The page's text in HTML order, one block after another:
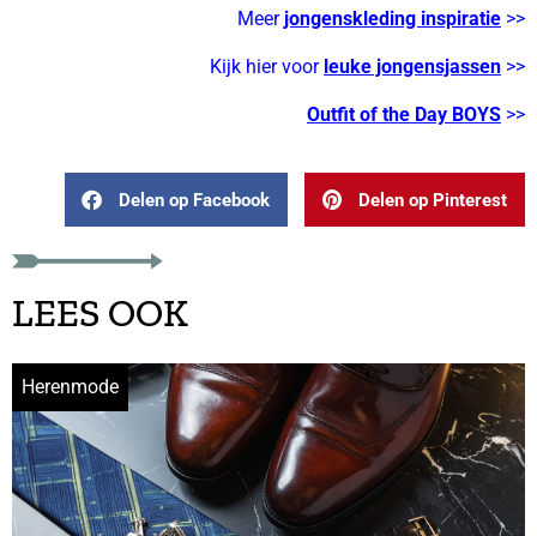
Meer jongenskleding inspiratie >>
Kijk hier voor leuke jongensjassen >>
Outfit of the Day BOYS >>
Delen op Facebook Delen op Pinterest
LEES OOK
Herenmode